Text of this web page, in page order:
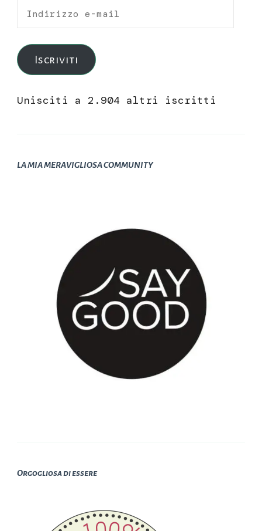
Indirizzo
mail
Iscriviti
Unisciti a 2.904 altri iscritti
LA MIA MERAVIGLIOSA COMMUNITY
Orgogliosa di essere